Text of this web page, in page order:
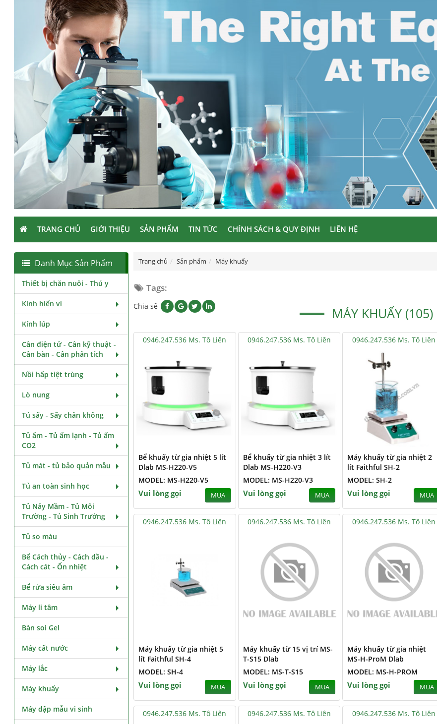
TRANG CHỦ GIỚI THIỆU SẢN PHẨM TIN TỨC CHÍNH SÁCH & QUY ĐỊNH LIÊN HỆ
Trang chủ Sản phẩm Máy khuấy
Tags:
MÁY KHUẤY (105)
Chia sẽ
0946.247.536 Ms. Tô Liên
Bể khuấy từ gia nhiệt 5 lít
Dlab MS-H220-V5
MODEL: MS-H220-V5
Vui lòng gọi MUA
0946.247.536 Ms. Tô Liên
Bể khuấy từ gia nhiệt 3 lít
Dlab MS-H220-V3
MODEL: MS-H220-V3
Vui lòng gọi MUA
0946.247.536 Ms. Tô Liên
Máy khuấy từ gia nhiệt 2
lít Faithful SH-2
MODEL: SH-2
Vui lòng gọi MUA
0946.247.536 Ms. Tô Liên
Máy khuấy từ gia nhiệt 5
lít Faithful SH-4
MODEL: SH-4
Vui lòng gọi MUA
0946.247.536 Ms. Tô Liên
Máy khuấy từ 15 vị trí MS-
T-S15 Dlab
MODEL: MS-T-S15
Vui lòng gọi MUA
0946.247.536 Ms. Tô Liên
Máy khuấy từ gia nhiệt
MS-H-ProM Dlab
MODEL: MS-H-PROM
Vui lòng gọi MUA
0946.247.536 Ms. Tô Liên 0946.247.536 Ms. Tô Liên 0946.247.536 Ms. Tô Liên
Danh Mục Sản Phẩm
Thiết bị chăn nuôi - Thú y
Kính hiển vi
Kính lúp
Cân điện tử - Cân kỹ thuật -
Cân bàn - Cân phân tích
Nồi hấp tiệt trùng
Lò nung
Tủ sấy - Sấy chân không
Tủ ấm - Tủ ấm lạnh - Tủ ấm
CO2
Tủ mát - tủ bảo quản mẫu
Tủ an toàn sinh học
Tủ Nảy Mầm - Tủ Môi
Trường - Tủ Sinh Trưởng
Tủ so màu
Bể Cách thủy - Cách dầu -
Cách cát - Ổn nhiệt
Bể rửa siêu âm
Máy li tâm
Bàn soi Gel
Máy cất nước
Máy lắc
Máy khuấy
Máy dập mẫu vi sinh